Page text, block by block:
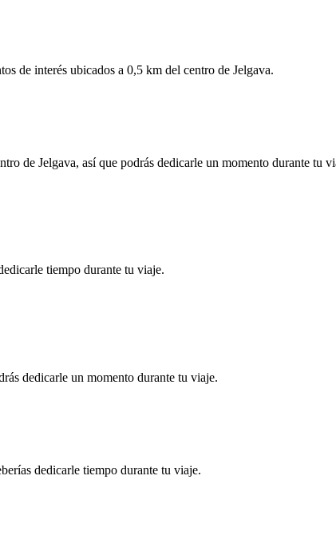
de interés ubicados a 0,5 km del centro de Jelgava.
de Jelgava, así que podrás dedicarle un momento durante tu
tiempo durante tu viaje.
dedicarle un momento durante tu viaje.
dedicarle tiempo durante tu viaje.